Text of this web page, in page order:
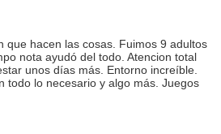
que hacen las cosas. Fuimos 9 adultos
nota ayudó del todo. Atencion total
unos días más. Entorno increíble.
todo lo necesario y algo más. Juegos